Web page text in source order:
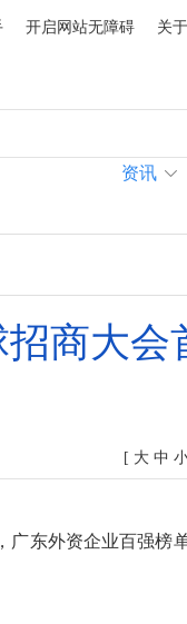
开启网站无障碍 关
资讯
商大会
[ 大 中
东外资企业百强榜